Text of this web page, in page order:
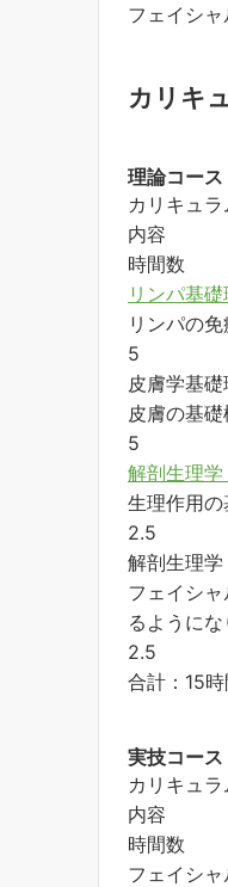
フェイシ
カリキ
理論コース
カリキュラ
内容
時間数
リンパ基礎
リンパの
5
皮膚学基
皮膚の基
5
解剖生理
生理作用の
2.5
解剖生理
フェイシ
るようにな
2.5
合計：15時
実技コース
カリキュラ
内容
時間数
フェイシ